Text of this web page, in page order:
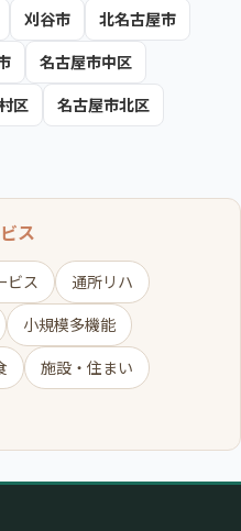
刈谷市
北名古屋市
名古屋市中区
区
名古屋市北区
ス
ビス
通所リハ
小規模多機能
施設・住まい